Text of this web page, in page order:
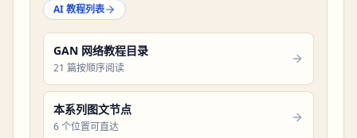
AI 教程列表
GAN 网络教程目录
21 篇按顺序阅读
本系列图文节点
6 个位置可直达